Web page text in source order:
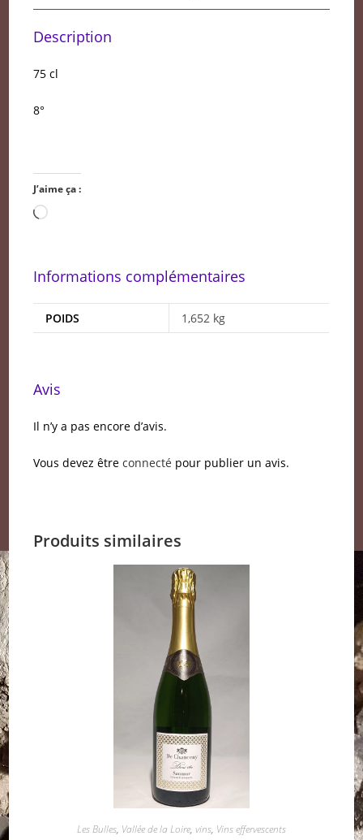
Description
75 cl
8°
J’aime ça :
Chargement…
Informations complémentaires
POIDS 1,652 kg
Avis
Il n’y a pas encore d’avis.
Vous devez êtreconnecté pour publier un avis.
Produits similaires
Les Bulles, Vallée de la Loire, vins, Vins effervescents